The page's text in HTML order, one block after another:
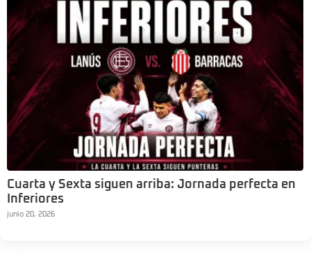
Cuarta y Sexta siguen arriba: Jornada perfecta en
Inferiores
junio 20, 2026